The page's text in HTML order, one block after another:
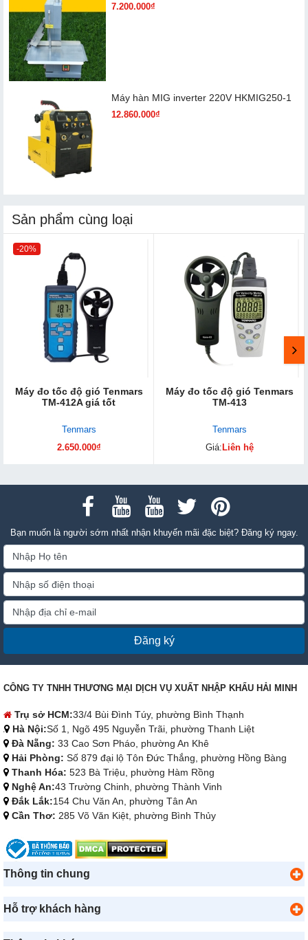
7.200.000₫
Máy hàn MIG inverter 220V HKMIG250-1
12.860.000₫
Sản phẩm cùng loại
-20%
Máy đo tốc độ gió Tenmars
TM-412A giá tốt
Tenmars
2.650.000₫
Máy đo tốc độ gió Tenmars
TM-413
Tenmars
Giá: Liên hệ
Bạn muốn là người sớm nhất nhận khuyến mãi đặc biệt? Đăng ký ngay.
Đăng ký
CÔNG TY TNHH THƯƠNG MẠI DỊCH VỤ XUẤT NHẬP KHẨU HẢI MINH
Trụ sở HCM:33/4 Bùi Đình Túy, phường Bình Thạnh
Hà Nội:Số 1, Ngõ 495 Nguyễn Trãi, phường Thanh Liệt
Đà Nẵng: 33 Cao Sơn Pháo, phường An Khê
Hải Phòng: Số 879 đại lộ Tôn Đức Thắng, phường Hồng Bàng
Thanh Hóa: 523 Bà Triệu, phường Hàm Rồng
Nghệ An:43 Trường Chinh, phường Thành Vinh
Đắk Lắk:154 Chu Văn An, phường Tân An
Cần Thơ: 285 Võ Văn Kiệt, phường Bình Thủy
Thông tin chung
Hỗ trợ khách hàng